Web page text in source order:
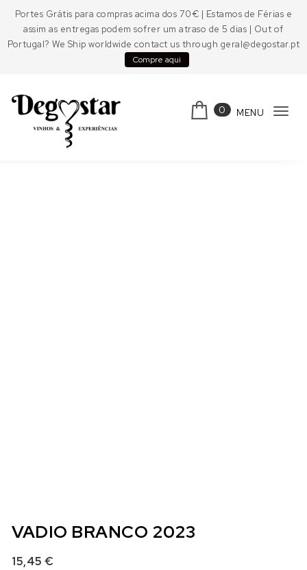
Portes Grátis para compras acima dos 70€ | Estamos de Férias e
assim as entregas podem sofrer um atraso de 5 dias | Out of
Portugal? We Ship worldwide contact us through geral@degostar.pt
Compre aqui
0 MENU
VADIO BRANCO 2023
15,45€